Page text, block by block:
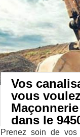
Vos
vous
dans le
Prenez soin de vos